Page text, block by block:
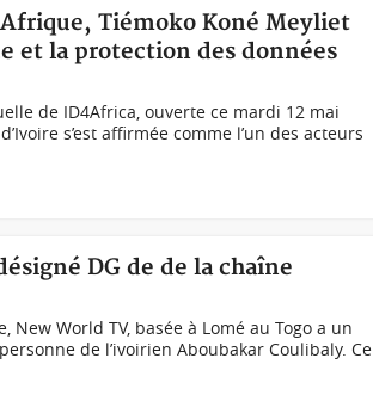
Tiémoko Koné Meyliet
et la protection des données
de ID4Africa, ouverte ce mardi 12 mai
s’est affirmée comme l’un des acteurs
DG de de la chaîne
World TV, basée à Lomé au Togo a un
de l’ivoirien Aboubakar Coulibaly. Ce